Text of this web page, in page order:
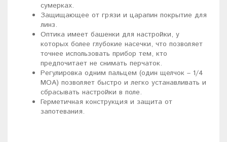
сумерках.
Защищающее от грязи и царапин покрытие для
линз.
Оптика имеет башенки для настройки, у
которых более глубокие насечки, что позволяет
точнее использовать прибор тем, кто
предпочитает не снимать перчаток.
Регулировка одним пальцем (один щелчок – 1/4
MOA) позволяет быстро и легко устанавливать и
сбрасывать настройки в поле.
Герметичная конструкция и защита от
запотевания.